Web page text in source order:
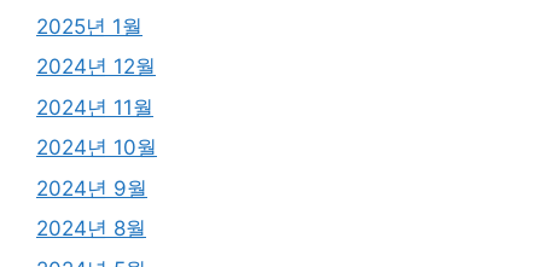
2025년 1월
2024년 12월
2024년 11월
2024년 10월
2024년 9월
2024년 8월